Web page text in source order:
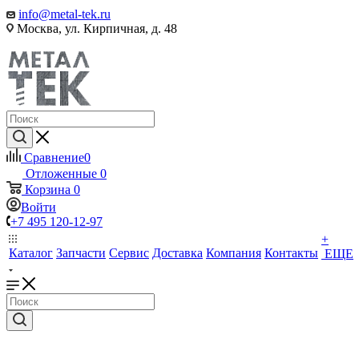
info@metal-tek.ru
Москва, ул. Кирпичная, д. 48
Сравнение0
Отложенные 0
Корзина 0
Войти
+7 495 120-12-97
Каталог Запчасти Сервис Доставка Компания Контакты
+
ЕЩЕ